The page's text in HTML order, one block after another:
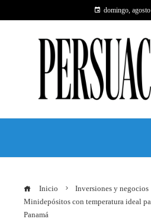
domingo,
Inicio
Inversiones y negocios
Minidepósitos con temperatura ideal
Panamá